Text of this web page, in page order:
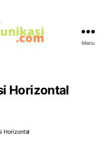
Menu
Horizontal
Horizontal